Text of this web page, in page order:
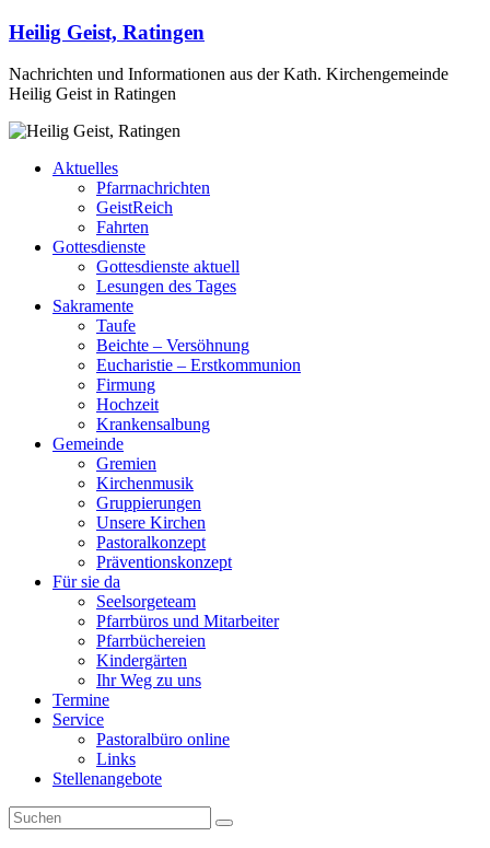
Heilig Geist, Ratingen
Nachrichten und Informationen aus der Kath. Kirchengemeinde
Heilig Geist in Ratingen
Aktuelles
Pfarrnachrichten
GeistReich
Fahrten
Gottesdienste
Gottesdienste aktuell
Lesungen des Tages
Sakramente
Taufe
Beichte – Versöhnung
Eucharistie – Erstkommunion
Firmung
Hochzeit
Krankensalbung
Gemeinde
Gremien
Kirchenmusik
Gruppierungen
Unsere Kirchen
Pastoralkonzept
Präventionskonzept
Für sie da
Seelsorgeteam
Pfarrbüros und Mitarbeiter
Pfarrbüchereien
Kindergärten
Ihr Weg zu uns
Termine
Service
Pastoralbüro online
Links
Stellenangebote